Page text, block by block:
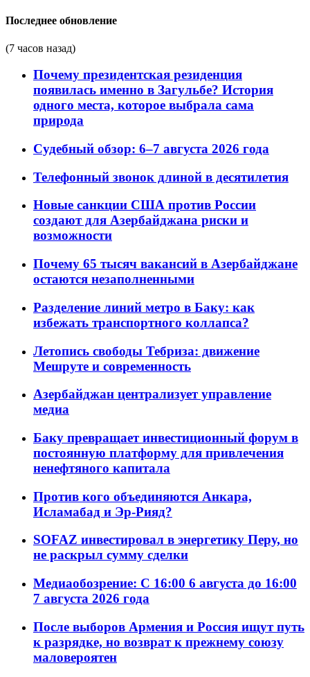
Последнее обновление
(7 часов назад)
Почему президентская резиденция
появилась именно в Загульбе? История
одного места, которое выбрала сама
природа
Судебный обзор: 6–7 августа 2026 года
Телефонный звонок длиной в десятилетия
Новые санкции США против России
создают для Азербайджана риски и
возможности
Почему 65 тысяч вакансий в Азербайджане
остаются незаполненными
Разделение линий метро в Баку: как
избежать транспортного коллапса?
Летопись свободы Тебриза: движение
Мешруте и современность
Азербайджан централизует управление
медиа
Баку превращает инвестиционный форум в
постоянную платформу для привлечения
ненефтяного капитала
Против кого объединяются Анкара,
Исламабад и Эр-Рияд?
SOFAZ инвестировал в энергетику Перу, но
не раскрыл сумму сделки
Медиаобозрение: С 16:00 6 августа до 16:00
7 августа 2026 года
После выборов Армения и Россия ищут путь
к разрядке, но возврат к прежнему союзу
маловероятен